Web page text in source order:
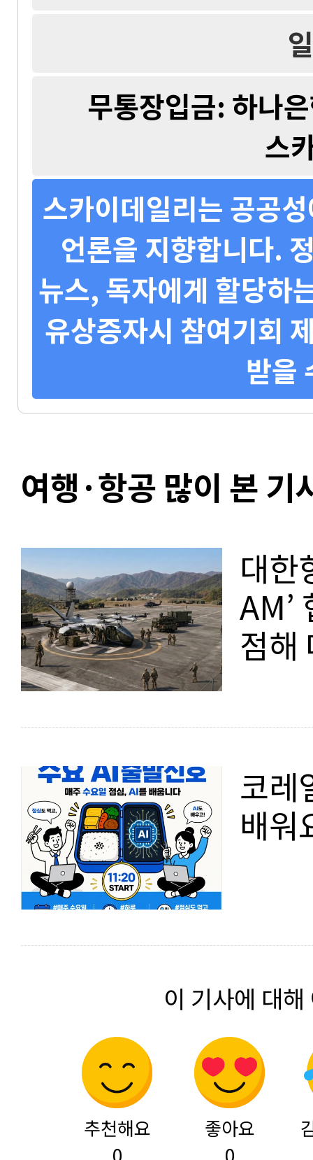
무통장입금: 하나
스
스카이데일리는 공공
언론을 지향합니다.
뉴스, 독자에게 할당하
유상증자시 참여기회
받을
여행·항공 많이 본 기
대한
AM’
점해
코레
배워
이 기사에 대
추천해요
0
좋아요
0